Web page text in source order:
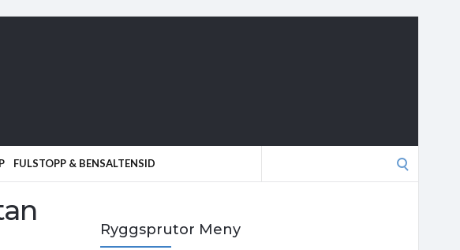
FULSTOPP & BENSALTENSID
Ryggsprutor Meny